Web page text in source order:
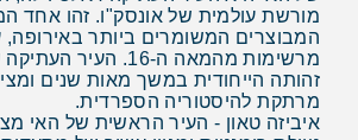
מורשת עולמית של אונסק"ו. זהו אחד
המבוצרים המשומרים ביותר באירופה,
מרשימות מהמאה ה-16.
זהותה הייחודית במשך מאות שנים
מרתקת להיסטוריה הספרדית.
איביזה טאון - העיר הראשית של האי